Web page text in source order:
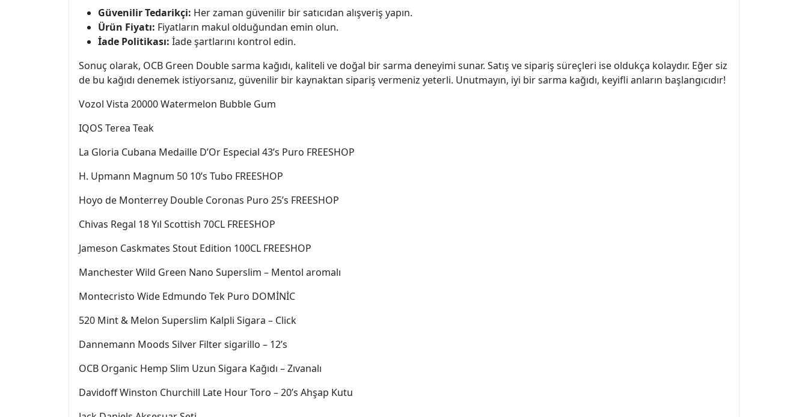
Güvenilir Tedarikçi: Her zaman güvenilir bir satıcıdan alışveriş yapın.
Ürün Fiyatı: Fiyatların makul olduğundan emin olun.
İade Politikası: İade şartlarını kontrol edin.
Sonuç olarak, OCB Green Double sarma kağıdı, kaliteli ve doğal bir sarma deneyimi sunar. Satış ve sipariş süreçleri ise oldukça kolaydır. Eğer siz
de bu kağıdı denemek istiyorsanız, güvenilir bir kaynaktan sipariş vermeniz yeterli. Unutmayın, iyi bir sarma kağıdı, keyifli anların başlangıcıdır!
Vozol Vista 20000 Watermelon Bubble Gum
IQOS Terea Teak
La Gloria Cubana Medaille D’Or Especial 43’s Puro FREESHOP
H. Upmann Magnum 50 10’s Tubo FREESHOP
Hoyo de Monterrey Double Coronas Puro 25’s FREESHOP
Chivas Regal 18 Yıl Scottish 70CL FREESHOP
Jameson Caskmates Stout Edition 100CL FREESHOP
Manchester Wild Green Nano Superslim – Mentol aromalı
Montecristo Wide Edmundo Tek Puro DOMİNİC
520 Mint & Melon Superslim Kalpli Sigara – Click
Dannemann Moods Silver Filter sigarillo – 12’s
OCB Organic Hemp Slim Uzun Sigara Kağıdı – Zıvanalı
Davidoff Winston Churchill Late Hour Toro – 20’s Ahşap Kutu